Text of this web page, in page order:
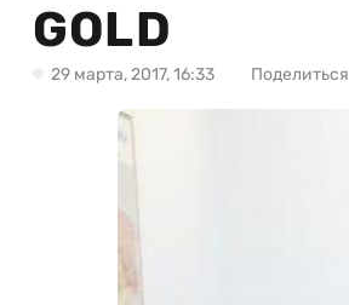
GOLD
29 марта, 2017, 16:33 Поделиться